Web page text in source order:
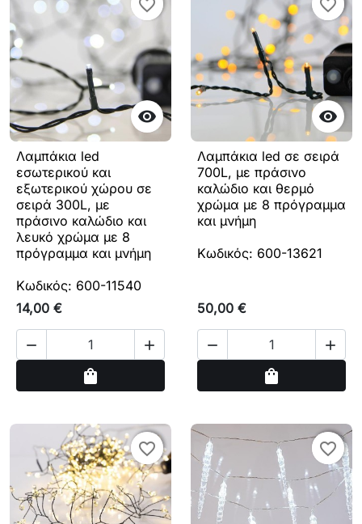

favorite_border
favorite_border
Λαμπάκια led
εσωτερικού και
εξωτερικού χώρου σε
σειρά 300L, με
πράσινο καλώδιο και
λευκό χρώμα με 8
πρόγραμμα και μνήμη
Κωδικός: 600-11540
14,00 €
 
shopping_bag

favorite_border
favorite_border
Λαμπάκια led σε σειρά
700L, με πράσινο
καλώδιο και θερμό
χρώμα με 8 πρόγραμμα
και μνήμη
Κωδικός: 600-13621
50,00 €
 
shopping_bag
favorite_border
favorite_border favorite_border
favorite_border